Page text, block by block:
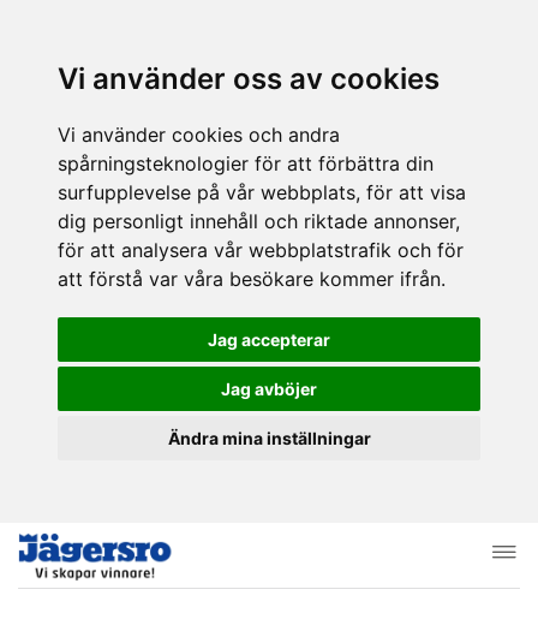
Vi använder oss av cookies
Vi använder cookies och andra
spårningsteknologier för att förbättra din
surfupplevelse på vår webbplats, för att visa
dig personligt innehåll och riktade annonser,
för att analysera vår webbplatstrafik och för
att förstå var våra besökare kommer ifrån.
Jag accepterar
Jag avböjer
Ändra mina inställningar